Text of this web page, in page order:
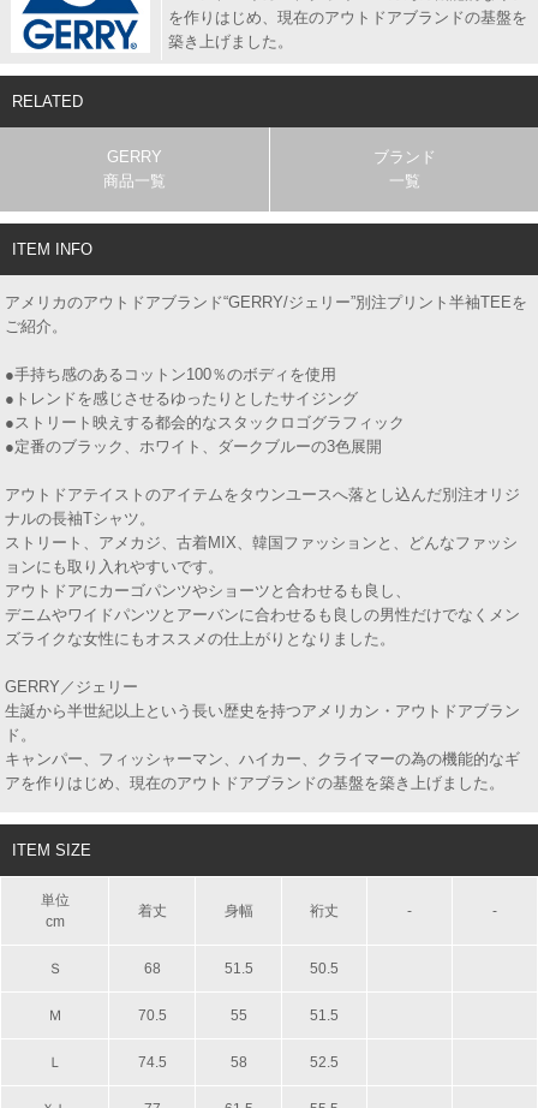
を作りはじめ、現在のアウトドアブランドの基盤を
築き上げました。
RELATED
GERRY
商品一覧
ブランド
一覧
ITEM INFO
アメリカのアウトドアブランド“GERRY/ジェリー”別注プリント半袖TEEを
ご紹介。
●手持ち感のあるコットン100％のボディを使用
●トレンドを感じさせるゆったりとしたサイジング
●ストリート映えする都会的なスタックロゴグラフィック
●定番のブラック、ホワイト、ダークブルーの3色展開
アウトドアテイストのアイテムをタウンユースへ落とし込んだ別注オリジ
ナルの長袖Tシャツ。
ストリート、アメカジ、古着MIX、韓国ファッションと、どんなファッシ
ョンにも取り入れやすいです。
アウトドアにカーゴパンツやショーツと合わせるも良し、
デニムやワイドパンツとアーバンに合わせるも良しの男性だけでなくメン
ズライクな女性にもオススメの仕上がりとなりました。
GERRY／ジェリー
生誕から半世紀以上という長い歴史を持つアメリカン・アウトドアブラン
ド。
キャンパー、フィッシャーマン、ハイカー、クライマーの為の機能的なギ
アを作りはじめ、現在のアウトドアブランドの基盤を築き上げました。
ITEM SIZE
単位
cm
着丈 身幅 裄丈 - -
Ｓ 68 51.5 50.5
Ｍ 70.5 55 51.5
Ｌ 74.5 58 52.5